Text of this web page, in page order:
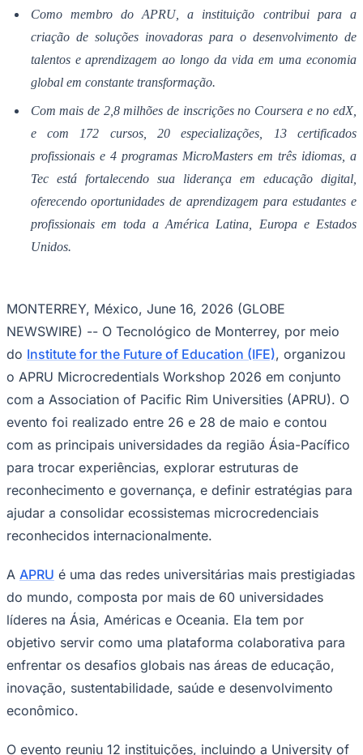
Sport
10Acompanhar jogos
Resultados das Loterias
Esportes ao Vivo
Trânsito em Tempo Real
Clima e Previsão do Tempo
Vagas de Emprego
min de leitura
Tecnológico de Monterrey lidera agenda
global de Microcredenciais e
Educação Digital
criação de soluções inovadoras para o desenvolvimento de
Com mais de 2,8 milhões de inscrições no Coursera e no edX,
e com 172 cursos, 20 especializações, 13 certificados
profissionais e 4 programas MicroMasters em três idiomas, a
Tec está fortalecendo sua liderança em educação digital,
profissionais em toda a América Latina, Europa e Estados
Unidos.
MONTERREY, México, June 16, 2026 (GLOBE
NEWSWIRE) -- O Tecnológico de Monterrey, por meio
doInstitute for the Future of Education (IFE)